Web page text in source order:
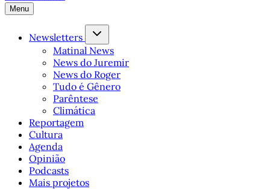
Menu
Newsletters
Matinal News
News do Juremir
News do Roger
Tudo é Gênero
Parêntese
Climática
Reportagem
Cultura
Agenda
Opinião
Podcasts
Mais projetos